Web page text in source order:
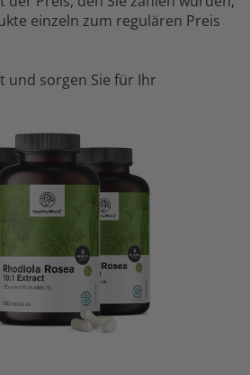
einzeln zum regulären Preis
und sorgen Sie für Ihr